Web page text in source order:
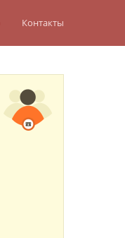
Контакты